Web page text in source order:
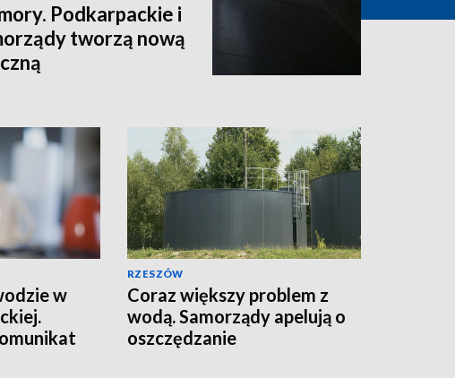
Podkarpackie i
tworzą nową
w
RZESZÓW
Coraz większy problem z
wodą. Samorządy apelują o
oszczędzanie